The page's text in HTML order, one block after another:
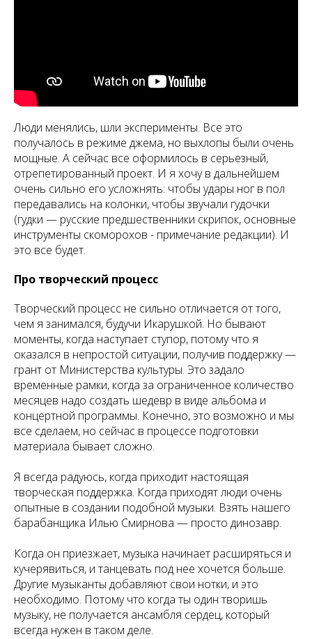
Люди менялись, шли эксперименты. Все это
получалось в режиме джема, но выхлопы были очень
мощные. А сейчас все оформилось в серьезный,
отрепетированный проект. И я хочу в дальнейшем
очень сильно его усложнять: чтобы удары ног в пол
передавались на колонки, чтобы звучали гудочки
(гудки — русские предшественники скрипок, основные
инструменты скоморохов - примечание редакции). И
это все будет.
Про творческий процесс
Творческий процесс не сильно отличается от того,
чем я занимался, будучи Икарушкой. Но бывают
моменты, когда наступает ступор, потому что я
оказался в непростой ситуации, получив поддержку —
грант от Министерства культуры. Это задало
временные рамки, когда за ограниченное количество
месяцев надо создать шедевр в виде альбома и
концертной программы. Конечно, это возможно и мы
все сделаем, но сейчас в процессе подготовки
материала бывает сложно.
Я всегда радуюсь, когда приходит настоящая
творческая поддержка. Когда приходят люди очень
опытные в создании подобной музыки. Взять нашего
барабанщика Илью Смирнова — просто динозавр.
Когда он приезжает, музыка начинает расширяться и
кучерявиться, и танцевать под нее хочется больше.
Другие музыканты добавляют свои нотки, и это
необходимо. Потому что когда ты один творишь
музыку, не получается ансамбля сердец, который
всегда нужен в таком деле.